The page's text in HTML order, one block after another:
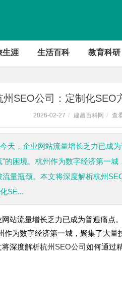
生涯 生活百科 教育科研
州SEO公司：定制化SEO
2026-02-27 / 建昌百科网 / 查
天，企业网站流量增长乏力已成
的困境。杭州作为数字经济第一
量瓶颈。本文将深度解析杭州
SE...
站流量增长乏力已成为普遍痛点
作为数字经济第一城，聚集了大
深度解析杭州SEO公司如何通过